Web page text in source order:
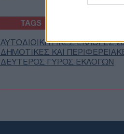
TAGS
ΑΥΤΟΔΙΟΙΚΗΤΙΚΕΣ ΕΚΛΟΓΕΣ
ΔΗΜΟΤΙΚΕΣ ΚΑΙ
ΔΕΥΤΕΡΟΣ ΓΥΡΟΣ ΕΚΛΟΓΩΝ